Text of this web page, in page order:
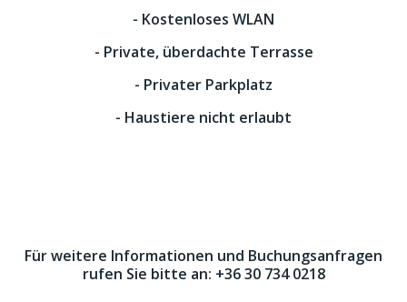
- Kostenloses WLAN
- Private, überdachte Terrasse
- Privater Parkplatz
- Haustiere nicht erlaubt
Für weitere Informationen und Buchungsanfragen
rufen Sie bitte an: +36 30 734 0218